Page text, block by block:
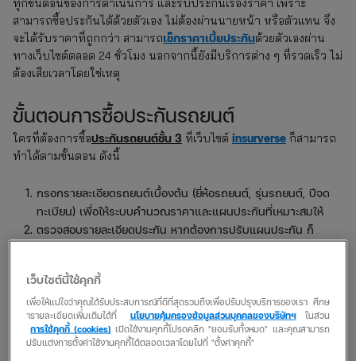
สามารถซื้อประกันได้ด้วยตัวเอง ไม่ต้องผ่านนายหน้า หรือตัวแทน จึง
จะได้รับราคาที่ถูกกว่า สามารถเช็กราคาเบี้ยประกันด้วยตัวเองผ่าน
ทางเว็บไซต์ตลอด 24 ชั่วโมง นอกจากนี้ยังมีบริการต่าง ๆ ที่รวดเร็ว ไม่
ต้องเสียเวลาโดยใช่เหตุ
ขั้นตอนการซื้อประกันรถยนต์
ใครที่ต้องการซื้อประกันรถยนต์ชั้น 3 ที่เว็บไซต์ insurverse ก็สามารถ
ทำได้ตามขั้นตอน ดังนี้
กรอกรายละเอียดรถยนต์เบื้องต้น (ยี่ห้อรถยนต์, รุ่นรถยนต์, ปีจด
ทะเบียน) เพื่อให้ระบบคำนวณราคาและแผนประกันที่เหมาะสมให้
ตรวจสอบรายละเอียดประกัน หากต้องการปรับแผนประกัน ก็
ชำระเงิน และรอรับกรมธรรม์ได้เลย
วิธีช่วยลดค่าเบี้ยประกัน
แม้จะได้ประกันรถยนต์ในราคาถูกมาแล้ว แต่ก็ยังมีอีกหลายวิธีที่จะ
เว็บไซต์นี้ใช้คุกกี้
เพื่อให้แน่ใจว่าคุณได้รับประสบการณ์ที่ดีที่สุดรวมถึงเพื่อปรับปรุงบริการของเรา ศึกษ
ารายละเอียดเพิ่มเติมได้ที่
นโยบายคุ้มครองข้อมูลส่วนบุคคลของบริษัทฯในส่วน
การใช้คุกกี้ (cookies) เปิดใช้งานคุกกี้โปรดคลิก "ยอมรับทั้งหมด" และคุณสามารถ
ปรับแต่งการตั้งค่าใช้งานคุกกี้ได้ตลอดเวลาโดยไปที่ "ตั้งค่าคุกกี้"